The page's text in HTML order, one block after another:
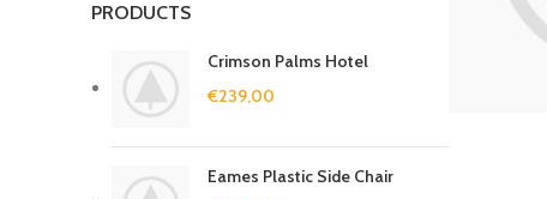
PRODUCTS
Crimson Palms Hotel
€239,00
Eames Plastic Side Chair